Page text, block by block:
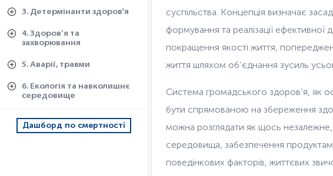
3. Детермінанти здоров'я
4. Здоров’я та
захворювання
5. Аварії, травми
6. Екологія та навколишнє
середовище
Дашборд по смертності
суспільства. Концепція визначає
формування та реалізації
покращення якості життя,
життя шляхом об’єднання зусиль
Система громадського здоров’я, як
бути спрямованою на збереження
можна розглядати як щось
середовища, забезпечення
поведінкових факторів, життєвих